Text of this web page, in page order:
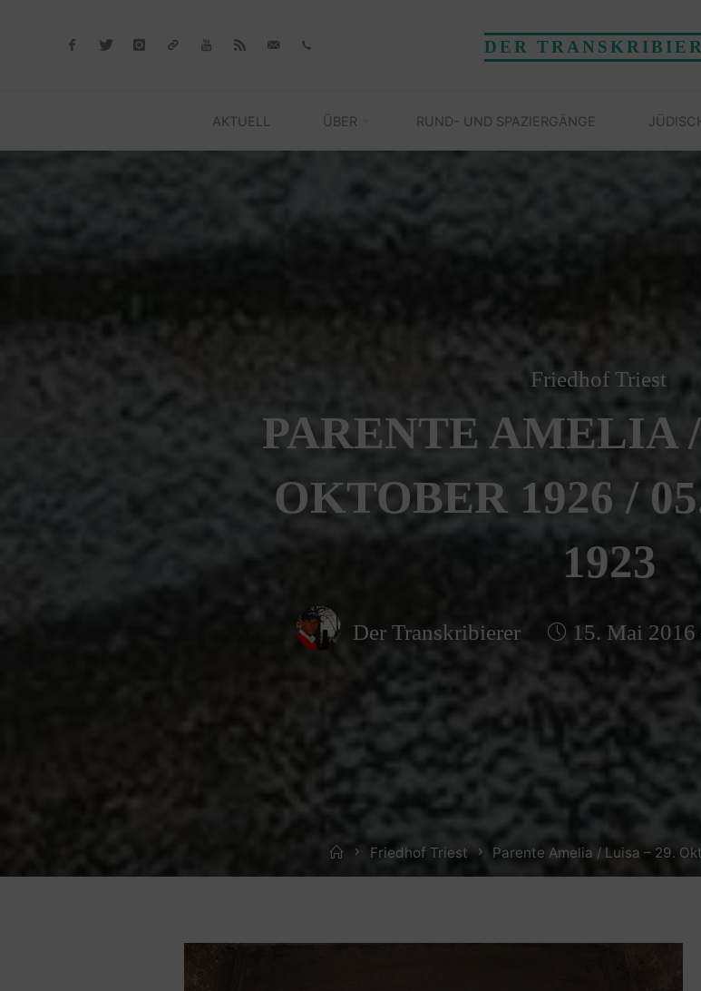
DER
AKTUELL ÜBER RUND- UND SPAZIERGÄNGE
Friedhof Triest
PARENTE AMELIA
OKTOBER 1926 /
1923
Der Transkribierer 15. Mai
HomeFriedhof Triest Parente Amelia / Luisa – 29.